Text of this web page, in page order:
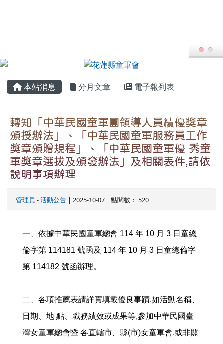
主內容區域
本站消息 分月文章 電子報列表
轉知「中華民國童軍團領導人員績優獎章
頒授辦法」、「中華民國童軍服務員工作
獎章頒贈規程」、「中華民國童軍優 秀童
軍獎章選拔及頒發辦法」及相關表件,請依
說明事項辦理
管理員 -活動公告 | 2025-10-07 | 點閱數： 520
一、依據中華民國童軍總會 114 年 10 月 3 日童總
倫字第 114181 號函及 114 年 10 月 3 日童總倫字
第 114182 號函辦理。
二、 各項推薦表請詳實填載優良事蹟,如活動名稱、
日期、地 點、職務績效或成果等,參加中華民國臺
灣女童軍總會暨 各直轄市、縣(市)女童軍會,或非關
頁尾區域